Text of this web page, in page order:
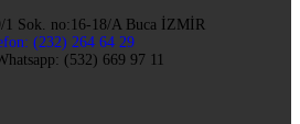
1 Sok. no:16-18/A Buca İZMİR
(232) 264 64 29
(532) 669 97 11